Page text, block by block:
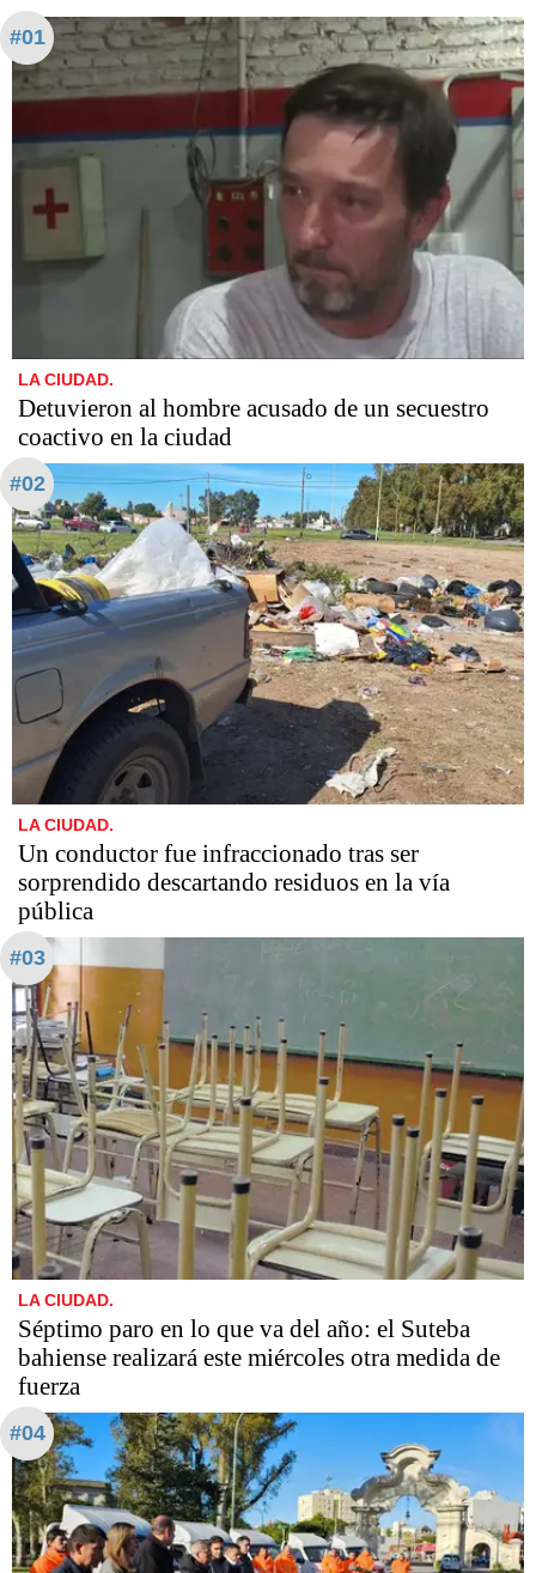
#01
LA CIUDAD.
Detuvieron al hombre acusado de un secuestro
coactivo en la ciudad
#02
LA CIUDAD.
Un conductor fue infraccionado tras ser
sorprendido descartando residuos en la vía
pública
#03
LA CIUDAD.
Séptimo paro en lo que va del año: el Suteba
bahiense realizará este miércoles otra medida de
fuerza
#04